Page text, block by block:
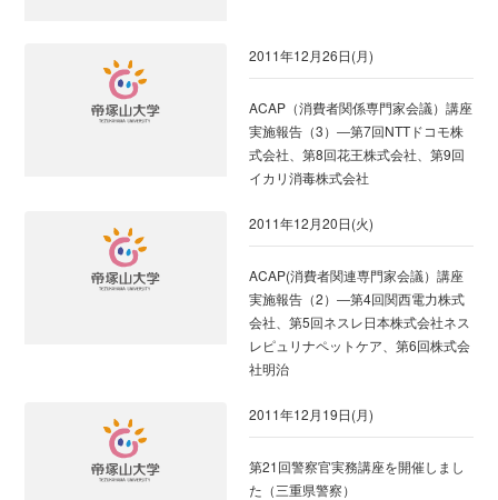
2011年12月26日(月)
ACAP（消費者関係専門家会議）講座
実施報告（3）―第7回NTTドコモ株
式会社、第8回花王株式会社、第9回
イカリ消毒株式会社
2011年12月20日(火)
ACAP(消費者関連専門家会議）講座
実施報告（2）―第4回関西電力株式
会社、第5回ネスレ日本株式会社ネス
レピュリナペットケア、第6回株式会
社明治
2011年12月19日(月)
第21回警察官実務講座を開催しまし
た（三重県警察）